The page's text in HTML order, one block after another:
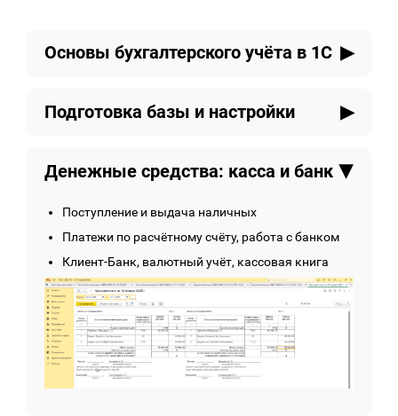
Основы бухгалтерского учёта в 1С
План счетов, проводки, дебет и кредит —
Подготовка базы и настройки
Настройка учётной политики, налогов и
Настройка структуры справочников: статьи
затрат, доходы и расходы
Денежные средства: касса и банк
Поступление и выдача наличных
Платежи по расчётному счёту, работа с банком
Клиент-Банк, валютный учёт, кассовая книга